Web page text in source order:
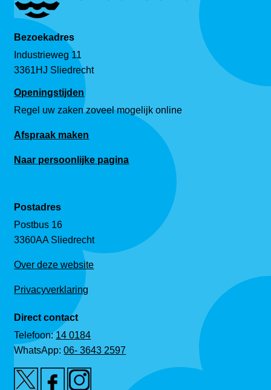
Bezoekadres
Industrieweg 11
3361HJ Sliedrecht
Openingstijden
Regel uw zaken zoveel mogelijk online
Afspraak maken
Naar persoonlijke pagina
Postadres
Postbus 16
3360AA Sliedrecht
Over deze website
Privacyverklaring
Direct contact
Telefoon:14 0184
WhatsApp:06- 3643 2597